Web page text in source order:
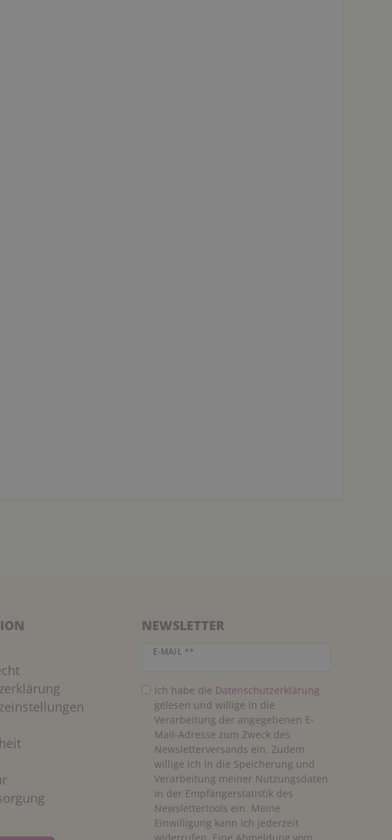
NEWSLETTER
E-MAIL **
Newsletter Honig
Ich habe die Daten­schutz­erklärung
gelesen und willige in die
Verarbeitung der angegebenen E-
Mail-Adresse zum Zweck des
Newsletterversands ein. Zudem
willige ich in die Speicherung und
Verarbeitung meiner Nutzungsdaten
in der Empfängerstatistik des
Newslettertools ein. Meine
Einwilligung kann ich jederzeit